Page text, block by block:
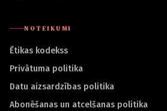
NOTEIKUMI
Ētikas kodekss
Privātuma politika
Datu aizsardzības politika
Abonēšanas un atcelšanas politika